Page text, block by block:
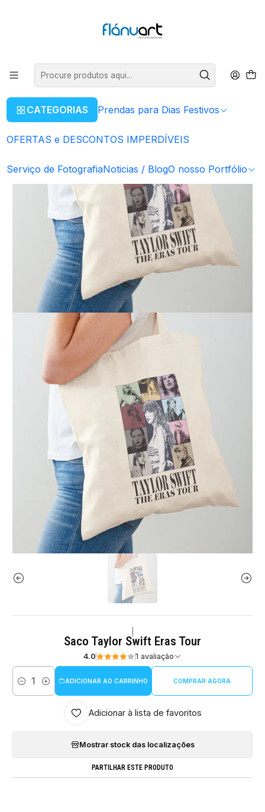
CATEGORIAS Prendas para Dias Festivos
OFERTAS e DESCONTOS IMPERDÍVEIS
Serviço de FotografiaNoticias / BlogO nosso Portfólio
Taylor Swift Saco Taylor Swift Eras Tour
Saco Taylor Swift Eras Tour
4.0 1 avaliação
Quantidade
ADICIONAR AO CARRINHO COMPRAR AGORA
Adicionar à lista de favoritos
Mostrar stock das localizações
PARTILHAR ESTE PRODUTO